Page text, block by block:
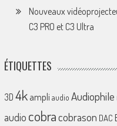
Nouveaux
C3 PRO et C3 Ultra
ÉTIQUETTES
3D 4k ampliaudio Audiophile
audio cobracobrason DAC